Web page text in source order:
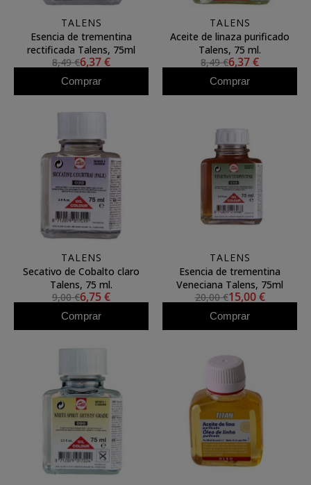
TALENS
Esencia de trementina
rectificada Talens, 75ml
8,49 €6,37 €
Comprar
TALENS
Aceite de linaza purificado
Talens, 75 ml.
8,49 €6,37 €
Comprar
TALENS
Secativo de Cobalto claro
Talens, 75 ml.
9,00 €6,75 €
Comprar
TALENS
Esencia de trementina
Veneciana Talens, 75ml
20,00 €15,00 €
Comprar